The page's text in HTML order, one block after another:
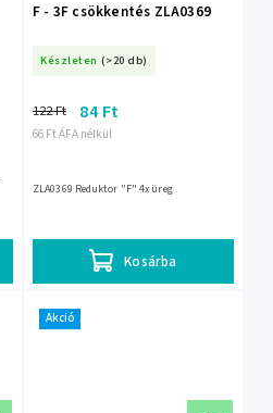
F - 3F csökkentés ZLA0369
Készleten (>20 db)
66 Ft ÁFA nélkül
122 Ft 84 Ft
Kosárba
ZLA0369 Reduktor "F" 4x üreg
Akció